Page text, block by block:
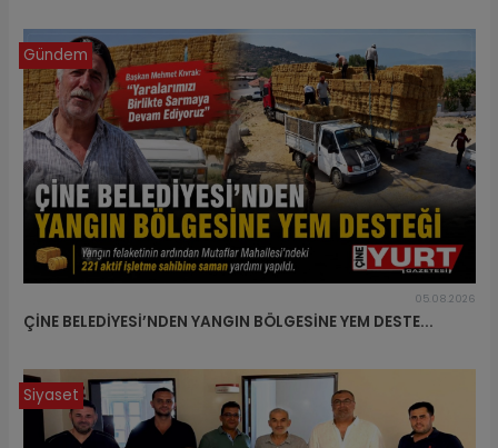
05.08.2026
ÇİNE BELEDİYESİ’NDEN YANGIN BÖLGESİNE YEM DESTE...
Gündem
Siyaset